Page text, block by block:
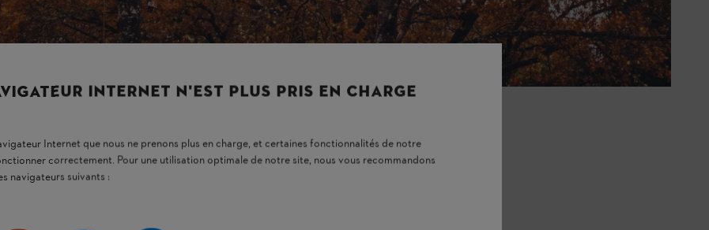
arbre pourrissant et l’entretien
INTERNET N'EST PLUS PRIS EN CHARGE
Internet que nous ne prenons plus en charge, et certaines fonctionnalités de notre
correctement. Pour une utilisation optimale de notre site, nous vous recommandons
navigateurs suivants :